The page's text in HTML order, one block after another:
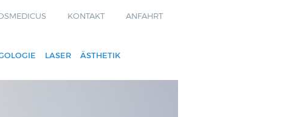
KONTAKT ANFAHRT
LASER
ÄSTHETIK